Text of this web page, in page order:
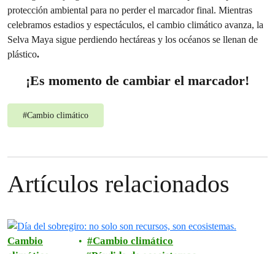
protección ambiental para no perder el marcador final. Mientras
celebramos estadios y espectáculos, el cambio climático avanza, la
Selva Maya sigue perdiendo hectáreas y los océanos se llenan de
plástico.
¡Es momento de cambiar el marcador!
#Cambio climático
Artículos relacionados
Cambio
Cambio climático